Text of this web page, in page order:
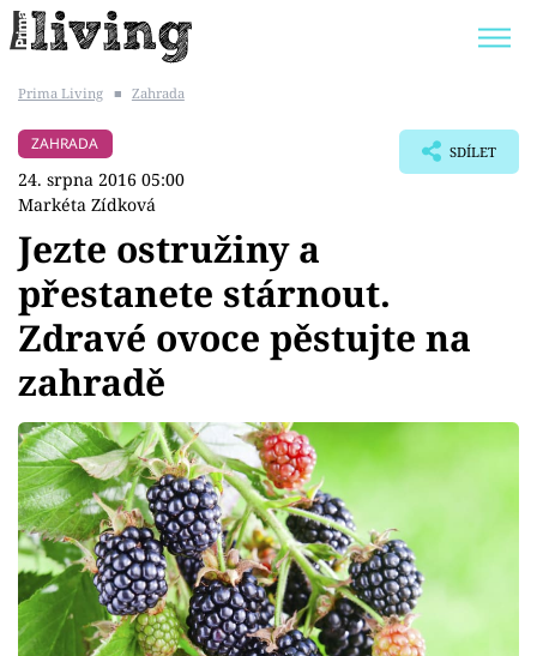
BYDLENÍ SLAVNÝCH
Témata
Bydlení
Zahrada
Design
Sledujte prima+
Přihlášení
Prima Living ■ Zahrada
ZAHRADA
24. srpna 2016 05:00
Markéta Zídková
SDÍLET
Jezte ostružiny a
přestanete stárnout.
Zdravé ovoce pěstujte na
zahradě